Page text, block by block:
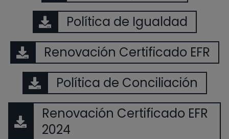
Política de Igualdad
Renovación Certificado EFR
Política de Conciliación
Renovación Certificado EFR
2024